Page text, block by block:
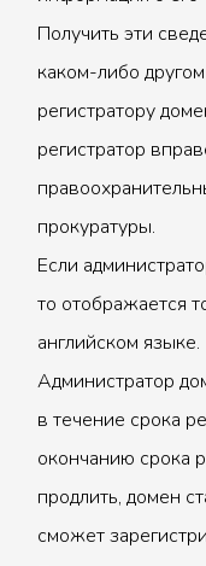
Получить эти
каком-либо
регистратору
регистратор
прокуратуры.
Если
то отображается
английском языке.
Администратор
в течение срока
окончанию срока
продлить, домен
сможет